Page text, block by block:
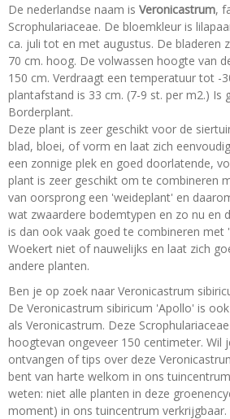
De nederlandse naam is Veronicastrum,
Scrophulariaceae. De bloemkleur is
ca. juli tot en met augustus. De bladeren
70 cm. hoog. De volwassen hoogte van
150 cm. Verdraagt een temperatuur tot -
plantafstand is 33 cm. (7-9 st. per m2.) Is
Borderplant.
Deze plant is zeer geschikt voor de
blad, bloei, of vorm en laat zich
een zonnige plek en goed doorlatende,
plant is zeer geschikt om te combineren
van oorsprong een 'weideplant' en
wat zwaardere bodemtypen en zo nu en
is dan ook vaak goed te combineren met
Woekert niet of nauwelijks en laat zich
andere planten.
Ben je op zoek naar Veronicastrum
De Veronicastrum sibiricum 'Apollo' is
als Veronicastrum. Deze
hoogtevan ongeveer 150 centimeter. Wil
ontvangen of tips over deze
bent van harte welkom in ons
weten: niet alle planten in deze
moment) in ons tuincentrum verkrijgbaar.